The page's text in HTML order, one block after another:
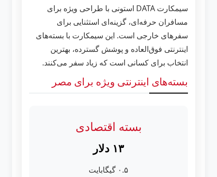
سیمکارت DATA استونی با طراحی ویژه برای
مسافران حرفه‌ای، گزینه‌ای استثنایی برای
سفرهای خارجی است. این سیمکارت با بسته‌های
اینترنتی فوق‌العاده و پوشش گسترده، بهترین
انتخاب برای کسانی است که زیاد سفر می‌کنند.
بسته‌های اینترنتی ویژه برای مصر
بسته اقتصادی
۱۳ دلار
۰.۵ گیگابایت